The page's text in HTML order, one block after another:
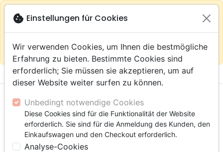
Auf der Webseite Europa bleiben close
warningGemäß
Ihrem
Einkauf im ShopDas Haus der Bibel Schweiz
menu shopping_cart
cookie Einstellungen für Cookies
Wir verwenden Cookies, um Ihnen die bestmögliche
Erfahrung zu bieten. Bestimmte Cookies sind
erforderlich; Sie müssen sie akzeptieren, um auf
dieser Website weiter surfen zu können.
Unbedingt notwendige Cookies
Diese Cookies sind für die Funktionalität der Website
erforderlich. Sie sind für die Anmeldung des Kunden, den
Einkaufswagen und den Checkout erforderlich.
Analyse-Cookies